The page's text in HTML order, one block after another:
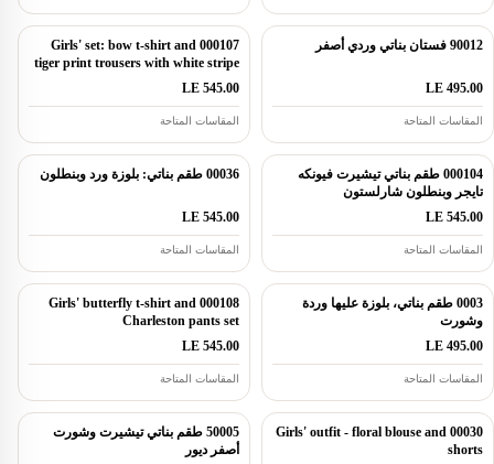
90012 فستان بناتي وردي أصفر
LE 495.00
المقاسات المتاحة
000107 Girls' set: bow t-shirt and
tiger print trousers with white stripe
LE 545.00
المقاسات المتاحة
000104 طقم بناتي تيشيرت فيونكه
تايجر وبنطلون شارلستون
LE 545.00
المقاسات المتاحة
00036 طقم بناتي: بلوزة ورد وبنطلون
LE 545.00
المقاسات المتاحة
0003 طقم بناتي، بلوزة عليها وردة
وشورت
LE 495.00
المقاسات المتاحة
000108 Girls' butterfly t-shirt and
Charleston pants set
LE 545.00
المقاسات المتاحة
00030 Girls' outfit - floral blouse and
shorts
50005 طقم بناتي تيشيرت وشورت
أصفر ديور